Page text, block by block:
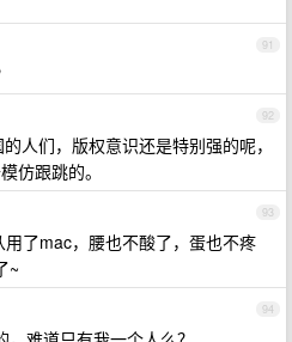
91
92
人们，版权意识还是特别强的呢，
仿跟跳的。
93
了mac，腰也不酸了，蛋也不疼
~
94